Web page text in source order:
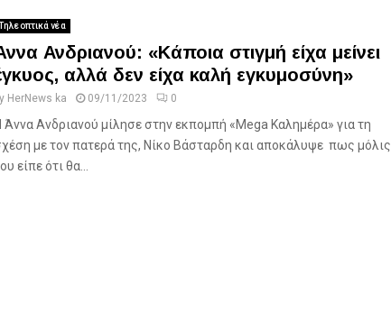
νέα
Ανδριανού: «Κάποια στιγμή είχα μείνει
αλλά δεν είχα καλή εγκυμοσύνη»
HerNews ka 09/11/2023 0
Άννα Ανδριανού μίλησε στην εκπομπή «Mega Καλημέρα» για τη
με τον πατερά της, Νίκο Βάσταρδη και αποκάλυψε πως μόλις
είπε ότι θα...